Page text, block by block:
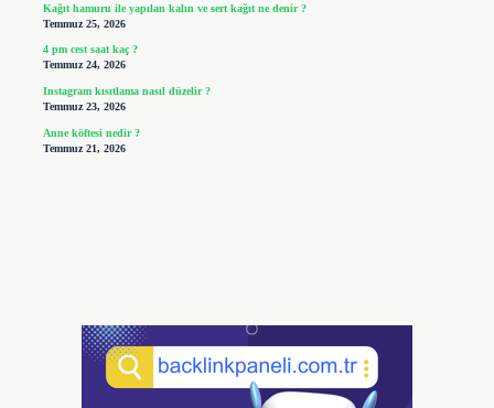
Kağıt hamuru ile yapılan kalın ve sert kağıt ne denir ?
Temmuz 25, 2026
4 pm cest saat kaç ?
Temmuz 24, 2026
Instagram kısıtlama nasıl düzelir ?
Temmuz 23, 2026
Anne köftesi nedir ?
Temmuz 21, 2026